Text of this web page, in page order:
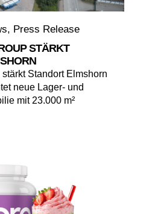
STÄRKT
, Press Release
Standort Elmshorn
neue Lager- und
mit 23.000 m²